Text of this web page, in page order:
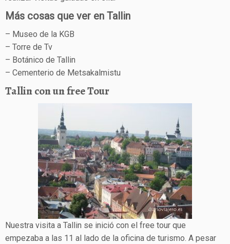
Más cosas que ver en Tallin
– Museo de la KGB
– Torre de Tv
– Botánico de Tallin
– Cementerio de Metsakalmistu
Tallin con un free Tour
Nuestra visita a Tallin se inició con el free tour que
empezaba a las 11 al lado de la oficina de turismo. A pesar